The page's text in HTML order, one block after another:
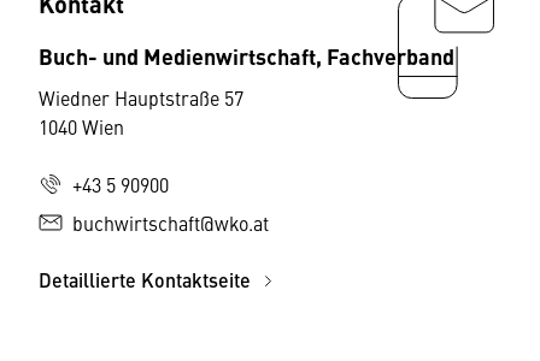
Buch- und Medienwirtschaft, Fachverband
Wiedner Hauptstraße 57
1040 Wien
+43 5 90900
buchwirtschaft@wko.at
Detaillierte Kontaktseite